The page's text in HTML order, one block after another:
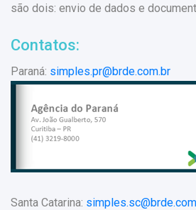
são dois: envio de dados e
Contatos:
Paraná: simples.pr@brde.com.br
Santa Catarina: